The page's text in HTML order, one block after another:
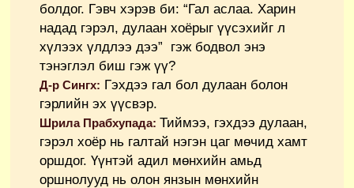
болдог. Гэвч хэрэв би: “Гал аслаа. Харин
надад гэрэл, дулаан хоёрыг үүсэхийг л
хүлээх үлдлээ дээ” гэж бодвол энэ
тэнэглэл биш гэж үү?
Д-р Сингх: Гэхдээ гал бол дулаан болон
гэрлийн эх үүсвэр.
Шрила Прабхупада: Тиймээ, гэхдээ дулаан,
гэрэл хоёр нь галтай нэгэн цаг мөчид хамт
оршдог. Үүнтэй адил мөнхийн амьд
оршнолууд нь олон янзын мөнхийн